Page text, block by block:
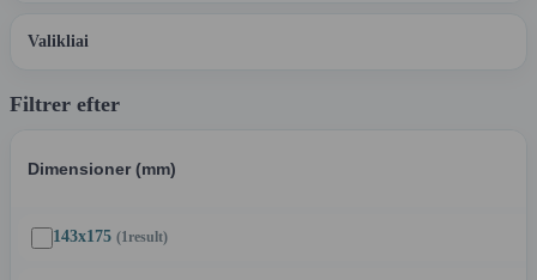
Valikliai
Filtrer efter
Dimensioner (mm)
143x175 (1result)